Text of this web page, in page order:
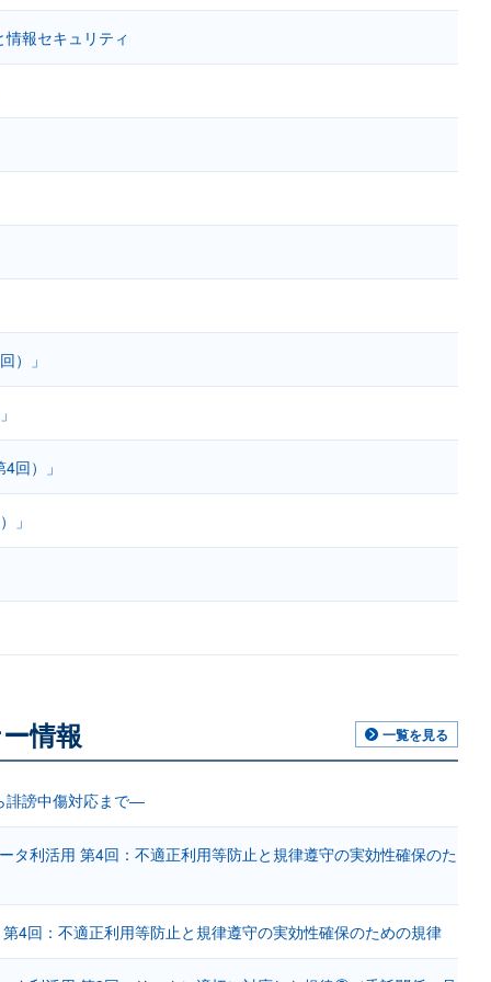
報セキュリティ
）」
回）」
」
情報 一覧を見る
誹謗中傷対応まで―
タ利活用 第4回：不適正利用等防止と規律遵守の実効性確保のた
4回：不適正利用等防止と規律遵守の実効性確保のための規律